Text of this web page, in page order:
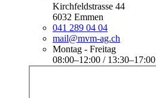
Kirchfeldstrasse 44
6032 Emmen
041 289 04 04
mail@mvm-ag.ch
Montag - Freitag
08:00–12:00 / 13:30–17:00